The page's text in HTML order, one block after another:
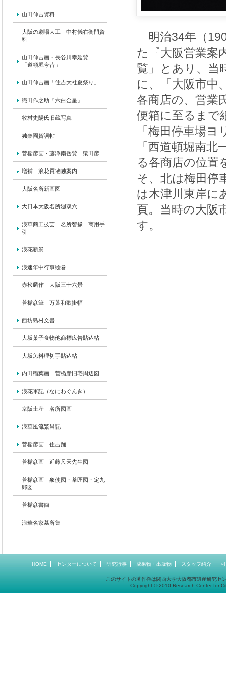
山田伸吉資料
大阪の劇場大工 中村儀右衛門資
料
山田伸吉画・長谷川幸延賛
「道頓堀今昔」
山田伸吉画「住吉大社夏祭り」
織田作之助『六白金星』
牧村史陽氏旧蔵写真
独楽園賀詞帖
菅楯彦画・藤澤南岳賛 猿田彦
増補 浪花買物独案内
大阪名所新画図
大日本大阪名所廻双六
浪華商工技芸 名所智掾 商用手
引
浪花新景
浪速年中行事絵巻
赤松麟作 大阪三十六景
菅楯彦筆 万葉和歌掛幅
西坊島村文書
大坂菓子食物他商標広告貼込帖
大坂魚料理切手貼込帖
内田稲葉画 菅楯彦旧宅周辺図
浪花軍記（なにわぐんき）
京阪土産 名所図画
浪華風流繁昌記
菅楯彦画 住吉踊
菅楯彦画 近藤尺天先生図
菅楯彦画 象使図・茶匠図・定九
郎図
菅楯彦書簡
浪華名家墓所集
明治34年（
た『大阪営業案
覧」とあり、当
に、「大阪市中
各商店の、営業
便箱に至るまで
「梅田停車場
「西道頓堀南
る各商店の位置
そ、北は梅田停
は木津川東岸に
頁。当時の大阪
す。
HOME センターについて 研究行事 成果物・出版物 スタッフ紹介
このサイトの著作権は関西大学大阪都市遺産研究
Copyright © 2010 Research Center for